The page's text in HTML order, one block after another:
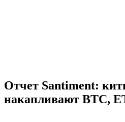
Отчет Santiment:
накапливают BTC,